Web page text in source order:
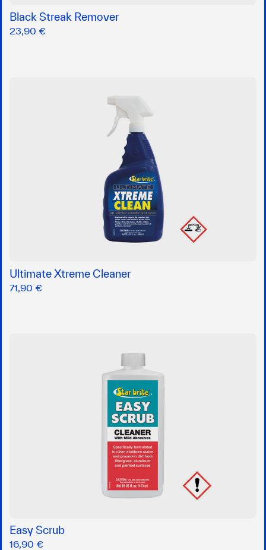
Black Streak Remover
23,90 €
Ultimate Xtreme Cleaner
71,90 €
Easy Scrub
16,90 €